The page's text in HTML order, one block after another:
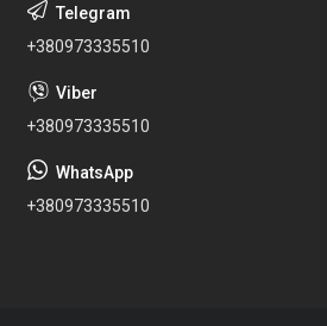
+380973335510
+380973335510
+380973335510